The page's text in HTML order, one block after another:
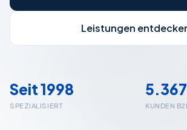
Leistungen
Seit 1998
SPEZIALISIERT KUNDEN